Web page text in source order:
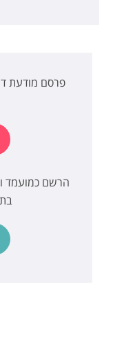
פרסם מודעת
הרשם כמועמד